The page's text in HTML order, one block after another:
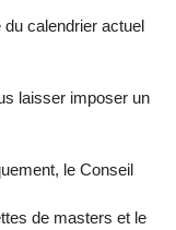
calendrier actuel
laisser imposer un
le Conseil
de masters et le